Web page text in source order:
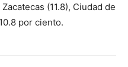
(11.8), Ciudad de
por ciento.